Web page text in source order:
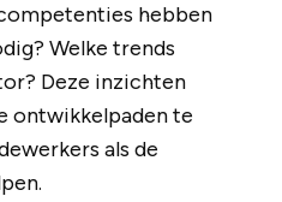
hebben
Welke trends
Deze inzichten
ontwikkelpaden te
als de